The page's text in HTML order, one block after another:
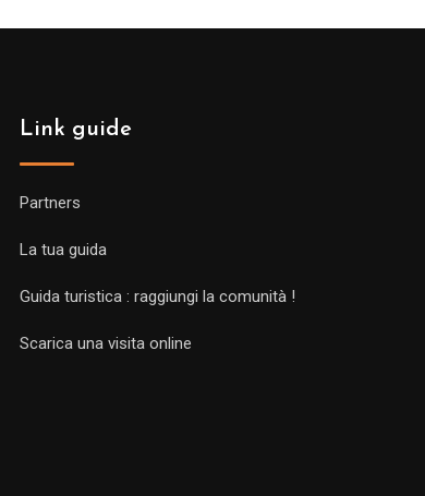
Link guide
Partners
La tua guida
Guida turistica : raggiungi la comunità !
Scarica una visita online